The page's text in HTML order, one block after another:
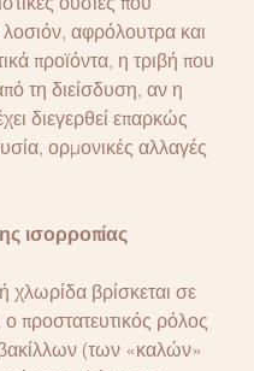
αφρόλουτρα και
προϊόντα, η τριβή που
τη διείσδυση, αν η
διεγερθεί επαρκώς
ορμονικές αλλαγές
ισορροπίας
χλωρίδα βρίσκεται σε
προστατευτικός ρόλος
(των «καλών»